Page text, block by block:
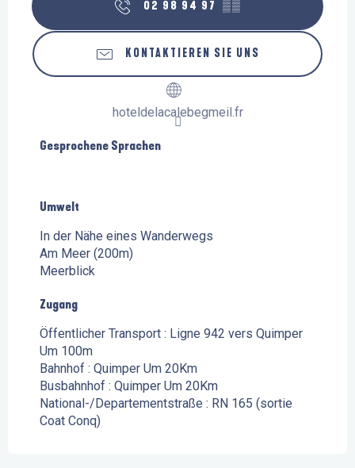
02 98 94 97 ▒▒
KONTAKTIEREN SIE UNS
hoteldelacalebegmeil.fr
Gesprochene Sprachen
Gesprochene Sprachen
Umwelt
Umwelt
In der Nähe eines Wanderwegs
Am Meer (200m)
Meerblick
Zugang
Zugang
Öffentlicher Transport : Ligne 942 vers Quimper
Um 100m
Bahnhof : Quimper Um 20Km
Busbahnhof : Quimper Um 20Km
National-/Departementstraße : RN 165 (sortie
Coat Conq)